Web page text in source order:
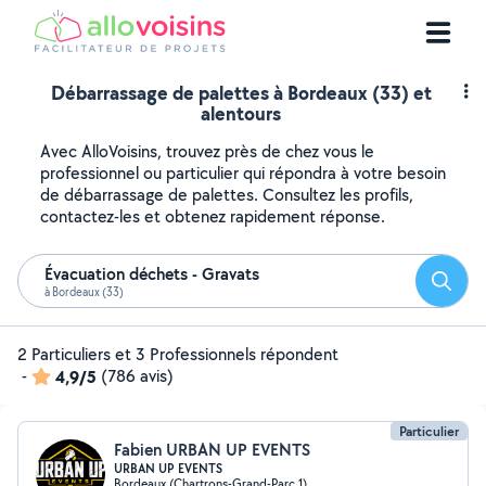
Débarrassage de palettes à Bordeaux (33) et
alentours
Avec AlloVoisins, trouvez près de chez vous le
professionnel ou particulier qui répondra à votre besoin
de débarrassage de palettes. Consultez les profils,
contactez-les et obtenez rapidement réponse.
Évacuation déchets - Gravats
à Bordeaux (33)
2 Particuliers et 3 Professionnels répondent
-
4,9/5 (786 avis)
Particulier
Fabien URBAN UP EVENTS
URBAN UP EVENTS